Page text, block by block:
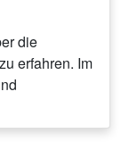
die
erfahren. Im